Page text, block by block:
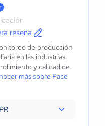
reseña
de producción
en las industrias.
y calidad de
más sobre Pace